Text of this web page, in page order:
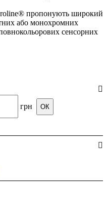
пропонують широкий
або монохромних
сенсорних
грн ОК